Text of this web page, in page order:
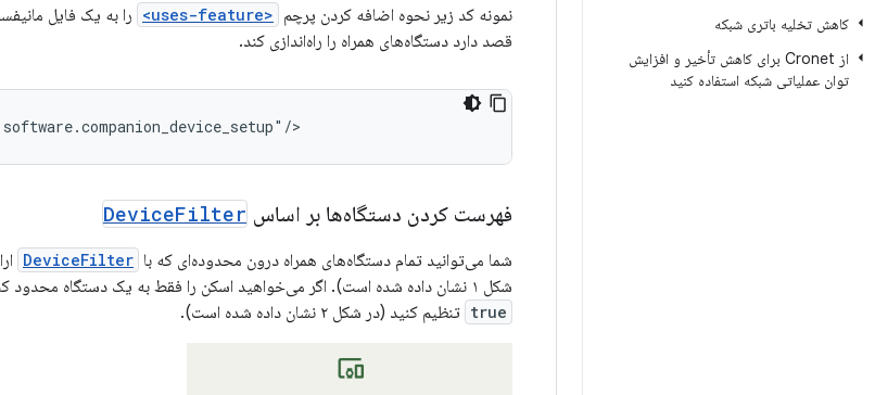
کاهش تخلیه باتری شبکه
از Cronet برای کاهش تأخیر و افزایش
توان عملیاتی شبکه استفاده کنید
نمونه کد زیر نحوه اضافه کردن پرچم <uses-feature>
را به یک فایل
قصد دارد دستگاه‌های همراه را راه‌اندازی کند.
فهرست کردن دستگاه‌ها بر اساس DeviceFilter
شما می‌توانید تمام دستگاه‌های همراه درون محدوده‌ای که با DeviceFilter
شکل ۱ نشان داده شده است). اگر می‌خواهید اسکن را فقط به یک دستگاه محدود کنید، می‌توانید
true تنظیم کنید (در شکل ۲ نشان داده شده است).